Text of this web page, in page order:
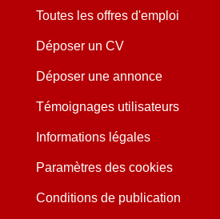
Toutes les offres d'emploi
Déposer un CV
Déposer une annonce
Témoignages utilisateurs
Informations légales
Paramètres des cookies
Conditions de publication